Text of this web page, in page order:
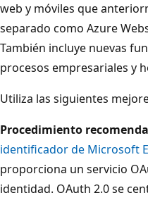
web y móviles que
separado como Azure
También incluye nuevas
procesos empresariales y
Utiliza las siguientes
Procedimiento
identificador de Microsoft
proporciona un servicio
identidad. OAuth 2.0 se